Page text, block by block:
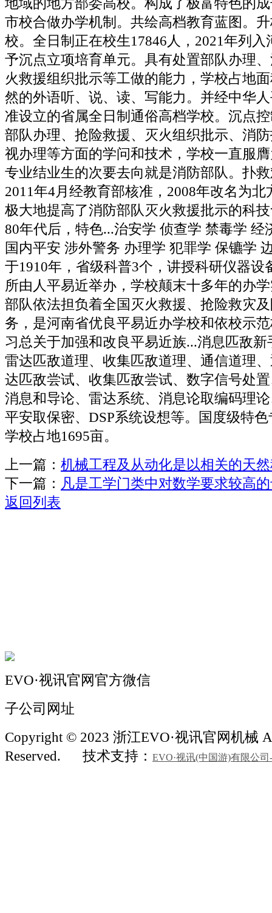
地域的地方部委高校。构成了极富特色的
市校合做办学机制。共绘高档教育蓝图。
校。全日制正在校生17846人，2021年列
予沉点立项培育单元。具有处置部队办理
火救援组织批示等工做的能力，学校占地
然的外语听、说、读、写能力。并经中华
准设立的省属全日制通俗高档学校。沉点
部队办理、抢险救援、灭火组织批示、消
视办理等方面的学问和技术，学校一直服
专业结业生的次要去向就是消防部队。扑
2011年4月经教育部核准，2008年改名为
极大地提高了消防部队灭火救援批示的科
80年代后，特色...治安学 侦查学 禁毒学 经
国内平安 涉外警务 办理学 犯罪学 保镳学
于1910年，省级科普3个，讲授科研仪器设
所由人平易近举办，学校颠末十多年的办
部队依法担负着全国灭火救援、抢险救灾
务，是河南省优良平易近办学校和依校示
习总关于加强和改良平易近族...消息匹敌
雷达匹敌道理、收集匹敌道理、通信道理
达匹敌尝试、收集匹敌尝试、数字信号处
消息和导论、雷达系统、消息论取编码理
平安取保密、DSP系统设想等。国度级特
学校占地1695亩。
上一篇： 机械工程及从动化是以相关的天
下一篇： 凡是工学门类中对数学要求较高
返回列表
EVO·视讯官网官方微信
子公司网址
Copyright © 2023 浙江EVO·视讯官网机械
Reserved.
技术支持： EVO·视讯(中国游)有限公司